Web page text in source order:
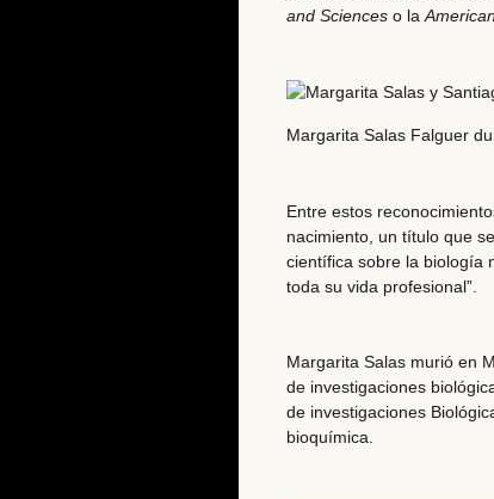
and Sciences o la
Margarita Salas Falguer
Entre estos
nacimiento, un título que
científica sobre la biología
toda su vida profesional”.
Margarita Salas murió en
de investigaciones
de investigaciones
bioquímica.